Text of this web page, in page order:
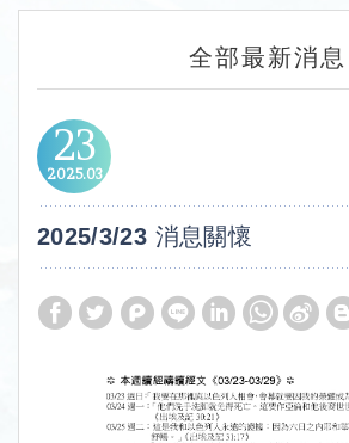
全部最新消息
23
03
2025
2025/3/23 消息關懷